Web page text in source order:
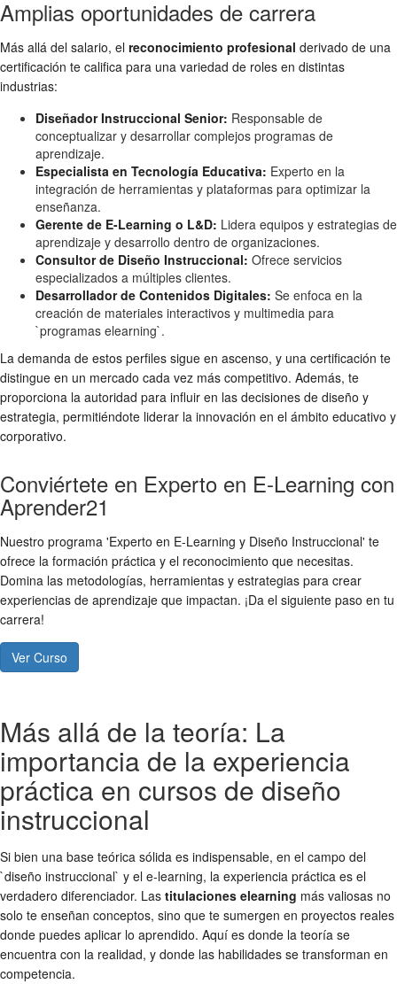
Amplias oportunidades de carrera
Más allá del salario, el reconocimiento profesional derivado de una
certificación te califica para una variedad de roles en distintas
industrias:
Diseñador Instruccional Senior: Responsable de
conceptualizar y desarrollar complejos programas de
aprendizaje.
Especialista en Tecnología Educativa: Experto en la
integración de herramientas y plataformas para optimizar la
enseñanza.
Gerente de E-Learning o L&D: Lidera equipos y estrategias de
aprendizaje y desarrollo dentro de organizaciones.
Consultor de Diseño Instruccional: Ofrece servicios
especializados a múltiples clientes.
Desarrollador de Contenidos Digitales: Se enfoca en la
creación de materiales interactivos y multimedia para
`programas elearning`.
La demanda de estos perfiles sigue en ascenso, y una certificación te
distingue en un mercado cada vez más competitivo. Además, te
proporciona la autoridad para influir en las decisiones de diseño y
estrategia, permitiéndote liderar la innovación en el ámbito educativo y
corporativo.
Conviértete en Experto en E-Learning con
Aprender21
Nuestro programa 'Experto en E-Learning y Diseño Instruccional' te
ofrece la formación práctica y el reconocimiento que necesitas.
Domina las metodologías, herramientas y estrategias para crear
experiencias de aprendizaje que impactan. ¡Da el siguiente paso en tu
carrera!
Ver Curso
Más allá de la teoría: La
importancia de la experiencia
práctica en cursos de diseño
instruccional
Si bien una base teórica sólida es indispensable, en el campo del
`diseño instruccional` y el e-learning, la experiencia práctica es el
verdadero diferenciador. Las titulaciones elearning más valiosas no
solo te enseñan conceptos, sino que te sumergen en proyectos reales
donde puedes aplicar lo aprendido. Aquí es donde la teoría se
encuentra con la realidad, y donde las habilidades se transforman en
competencia.